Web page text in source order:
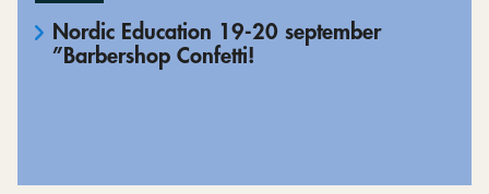
Nordic Education 19-20 september
”Barbershop Confetti!